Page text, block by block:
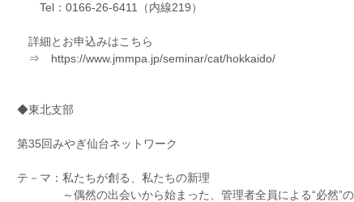
Tel：0166-26-6411（内線219）
詳細とお申込みはこちら
⇒ https://www.jmmpa.jp/seminar/cat/hokkaido/
◆東北支部
第35回みやぎ仙台ネットワーク
テ－マ：私たちが創る、私たちの新理
～偶然の出会いから始まった、管理者全員による“必然”の